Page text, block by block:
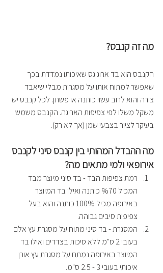
מה זה קנבס?
הקנבס הוא בד ארוג גס שאיכותו נמדדת בכך
שאפשר למתוח אותו על מסגרות מבלי שיאבד
צורה והוא לרוב עשוי כותנה או פשתן. לכל קנבס יש
משקל משלו לפי צפיפות האריגה. הקנבס משמש
בעיקר לציור בצבעי שמן (אך לא רק).
מה ההבדל המהותי בין קנבס סיני לקנבס
אירופאי ולמי מתאים מה?
רמת צפיפות הבד - בד סיני מיוצר מבד
המכיל %70 כותנה ואילו בד המיוצר
באירופה מכיל 100% כותנה והוא בעל
צפיפות סיבים גבוהה.
המסגרת - בד סיני מתוח על מסגרת עץ אלם
בעובי 2 ס"מ ללא סיכות בצדדים ואילו בד
המיוצר באירופה נמתח על מסגרת עץ אורן
איכותי בעובי 3 - 2.5 ס"מ.